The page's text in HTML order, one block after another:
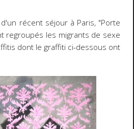
récent séjour à Paris, "Porte
regroupés les migrants de sexe
dont le graffiti ci-dessous ont